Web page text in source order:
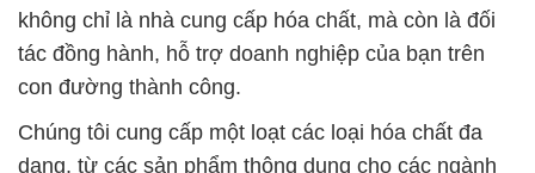
không chỉ là nhà cung cấp hóa chất, mà còn là đối
tác đồng hành, hỗ trợ doanh nghiệp của bạn trên
con đường thành công.
Chúng tôi cung cấp một loạt các loại hóa chất đa
dạng, từ các sản phẩm thông dụng cho các ngành